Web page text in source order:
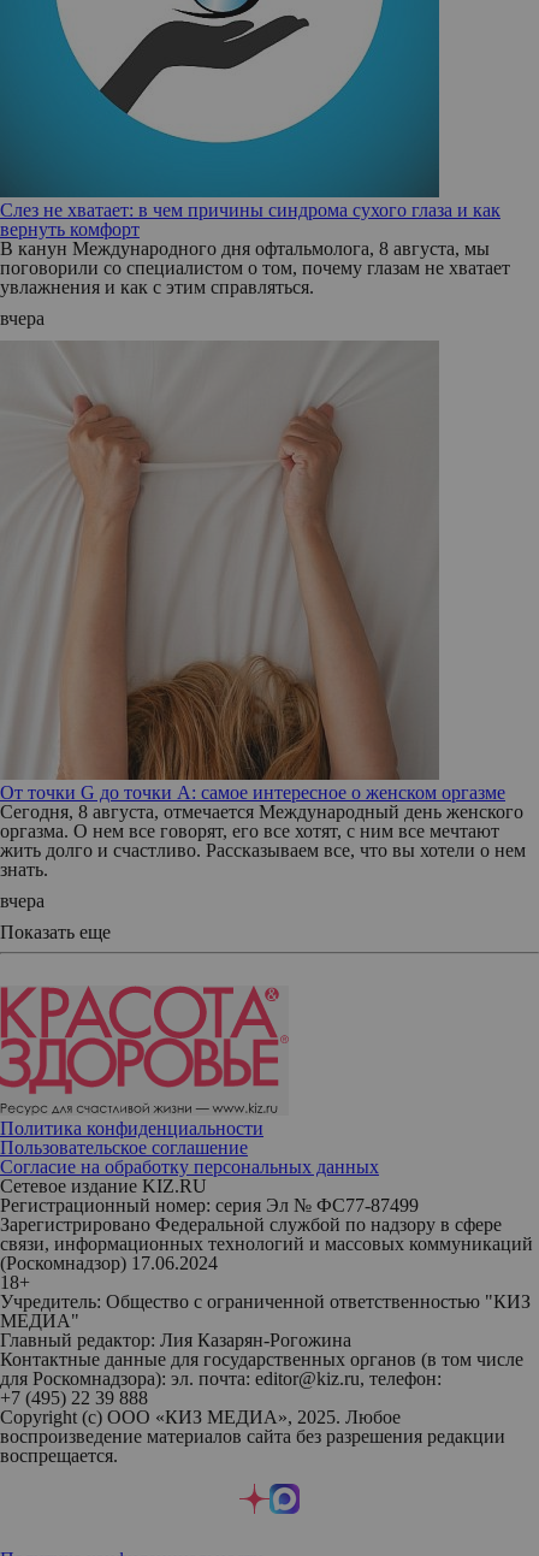
Слез не хватает: в чем причины синдрома сухого глаза и как
вернуть комфорт
В канун Международного дня офтальмолога, 8 августа, мы
поговорили со специалистом о том, почему глазам не хватает
увлажнения и как с этим справляться.
вчера
От точки G до точки A: самое интересное о женском оргазме
Сегодня, 8 августа, отмечается Международный день женского
оргазма. О нем все говорят, его все хотят, с ним все мечтают
жить долго и счастливо. Рассказываем все, что вы хотели о нем
знать.
вчера
Показать еще
Политика конфиденциальности
Пользовательское соглашение
Согласие на обработку персональных данных
Сетевое издание KIZ.RU
Регистрационный номер: серия Эл № ФС77-87499
Зарегистрировано Федеральной службой по надзору в сфере
связи, информационных технологий и массовых коммуникаций
(Роскомнадзор) 17.06.2024
18+
Учредитель: Общество с ограниченной ответственностью "КИЗ
МЕДИА"
Главный редактор: Лия Казарян-Рогожина
Контактные данные для государственных органов (в том числе
для Роскомнадзора): эл. почта: editor@kiz.ru, телефон:
+7 (495) 22 39 888
Copyright (с) ООО «КИЗ МЕДИА», 2025. Любое
воспроизведение материалов сайта без разрешения редакции
воспрещается.